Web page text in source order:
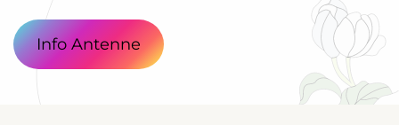
Info Antenne